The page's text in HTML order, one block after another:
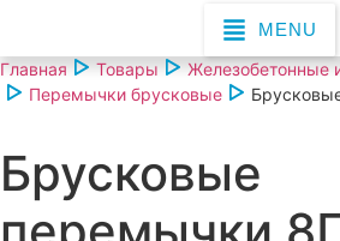
MENU
Главная
Товары Железобетонные
Перемычки брусковые
Брусковые